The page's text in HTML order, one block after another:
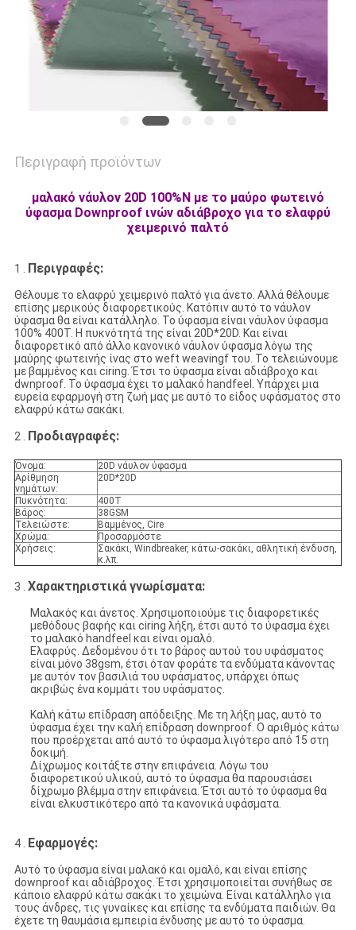
Περιγραφή προϊόντων
μαλακό νάυλον 20D 100%N με το μαύρο φωτεινό
ύφασμα Downproof ινών αδιάβροχο για το ελαφρύ
χειμερινό παλτό
1 . Περιγραφές:
Θέλουμε το ελαφρύ χειμερινό παλτό για άνετο. Αλλά θέλουμε
επίσης μερικούς διαφορετικούς. Κατόπιν αυτό το νάυλον
ύφασμα θα είναι κατάλληλο. Το ύφασμα είναι νάυλον ύφασμα
100% 400T. Η πυκνότητά της είναι 20D*20D. Και είναι
διαφορετικό από άλλο κανονικό νάυλον ύφασμα λόγω της
μαύρης φωτεινής ίνας στο weft weavingf του. Το τελειώνουμε
με βαμμένος και ciring. Έτσι το ύφασμα είναι αδιάβροχο και
dwnproof. Το ύφασμα έχει το μαλακό handfeel. Υπάρχει μια
ευρεία εφαρμογή στη ζωή μας με αυτό το είδος υφάσματος στο
ελαφρύ κάτω σακάκι.
2 . Προδιαγραφές:
Όνομα:
20D νάυλον ύφασμα
Αρίθμηση
νημάτων:
20D*20D
Πυκνότητα:
400T
Βάρος:
38GSM
Τελειώστε:
Βαμμένος, Cire
Χρώμα:
Προσαρμόστε
Χρήσεις:
Σακάκι, Windbreaker, κάτω-σακάκι, αθλητική ένδυση,
κ.λπ.
3 . Χαρακτηριστικά γνωρίσματα:
Μαλακός και άνετος. Χρησιμοποιούμε τις διαφορετικές
μεθόδους βαφής και ciring λήξη, έτσι αυτό το ύφασμα έχει
το μαλακό handfeel και είναι ομαλό.
Ελαφρύς. Δεδομένου ότι το βάρος αυτού του υφάσματος
είναι μόνο 38gsm, έτσι όταν φοράτε τα ενδύματα κάνοντας
με αυτόν τον βασιλιά του υφάσματος, υπάρχει όπως
ακριβώς ένα κομμάτι του υφάσματος.
Καλή κάτω επίδραση απόδειξης. Με τη λήξη μας, αυτό το
ύφασμα έχει την καλή επίδραση downproof. Ο αριθμός κάτω
που προέρχεται από αυτό το ύφασμα λιγότερο από 15 στη
δοκιμή.
Δίχρωμος κοιτάξτε στην επιφάνεια. Λόγω του
διαφορετικού υλικού, αυτό το ύφασμα θα παρουσιάσει
δίχρωμο βλέμμα στην επιφάνεια. Έτσι αυτό το ύφασμα θα
είναι ελκυστικότερο από τα κανονικά υφάσματα.
4 . Εφαρμογές:
Αυτό το ύφασμα είναι μαλακό και ομαλό, και είναι επίσης
downproof και αδιάβροχος. Έτσι χρησιμοποιείται συνήθως σε
κάποιο ελαφρύ κάτω σακάκι το χειμώνα. Είναι κατάλληλο για
τους άνδρες, τις γυναίκες και επίσης τα ενδύματα παιδιών. Θα
έχετε τη θαυμάσια εμπειρία ένδυσης με αυτό το ύφασμα.